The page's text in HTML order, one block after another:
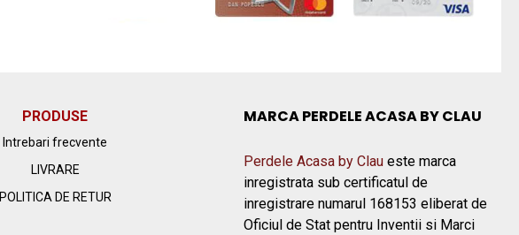
PRODUSE
Intrebari frecvente
LIVRARE
POLITICA DE RETUR
MARCA PERDELE ACASA BY CLAU
Perdele Acasa by Clau este marca
inregistrata sub certificatul de
inregistrare numarul 168153 eliberat de
Oficiul de Stat pentru Inventii si Marci